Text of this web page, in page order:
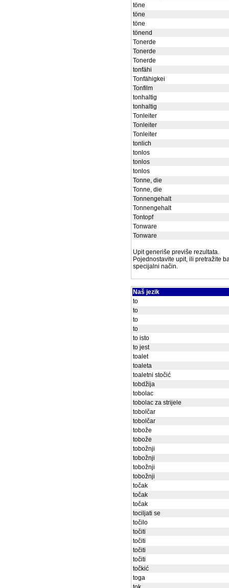
töne
töne
töne
tönend
Tonerde
Tonerde
Tonerde
tonfähi
Tonfähigkei
Tonfilm
tonhaltig
tonhaltig
Tonleiter
Tonleiter
Tonleiter
tonlich
tonlos
tonlos
tonlos
Tonne, die
Tonne, die
Tonnengehalt
Tonnengehalt
Tontopf
Tonware
Tonware
Upit generiše previše rezultata.
Pojednostavite upit, ili pretražite
specijalni način.
Naš jezik
to
to
to
to
to isto
to jest
toalet
toaleta
toaletni stočić
tobdžija
tobolac
tobolac za strijele
tobolčar
tobolčar
tobože
tobože
tobožnji
tobožnji
tobožnji
tobožnji
točak
točak
točak
tociljati se
točilo
točiti
točiti
točiti
točiti
točkić
toga